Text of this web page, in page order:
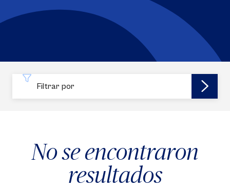
Filtrar por
No se encontraron
resultados